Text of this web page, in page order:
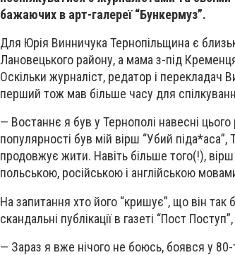
бажаючих в арт-галереї “Бункермуз”.
Для Юрія Винничука Тернопільщина є
Лановецького району, а мама з-під
Оскільки журналіст, редатор і
перший тож мав більше часу для
— Востаннє я був у Тернополі навесні цього
популярності був мій вірш “Убий піда*аса”,
продовжує жити. Навіть більше того(!),
польською, російською і англійською
На запитання хто його “кришує”, що він так
скандальні публікації в газеті “Пост
— Зараз я вже нічого не боюсь, боявся у 80-